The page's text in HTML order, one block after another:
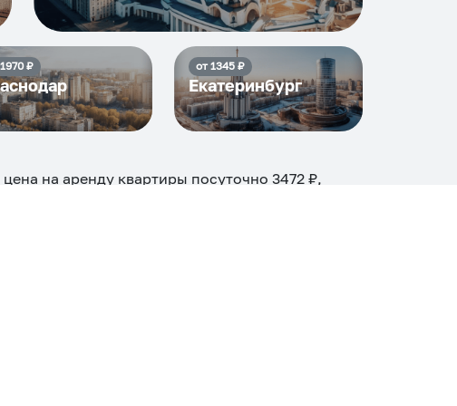
1970₽ от 1345₽
Екатеринбург
на аренду квартиры посуточно 3472 ₽,